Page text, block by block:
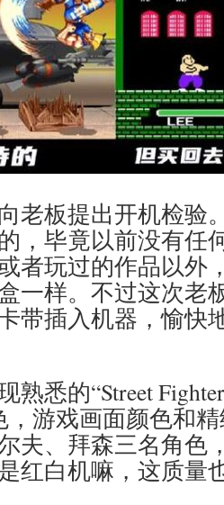
老板提出开机检验
，毕竟以前没有任
者玩过的作品以外
一样。不过这次老
带插入机器，愉快
熟悉的“Street
，游戏画面颜色和
夫、拜森三名角色
红白机嘛，这质量